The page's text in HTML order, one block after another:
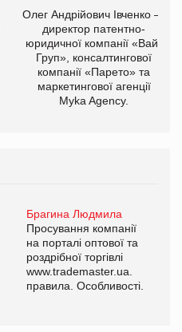
Олег Андрійович Івченко —
директор патентно-
юридичної компанії «Вайз
Груп», консалтингової
компанії «Парето» та
маркетингової агенції
Myka Agency.
Брагина Людмила
Просування компанії
на порталі оптової та
роздрібної торгівлі
www.trademaster.ua.
правила. Особливості.